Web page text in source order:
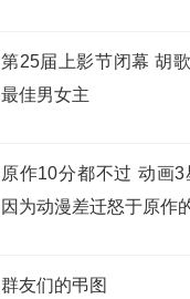
第25届上影节闭幕 胡
最佳男女主
原作10分都不过 动画
因为动漫差迁怒于原作
群友们的弔图